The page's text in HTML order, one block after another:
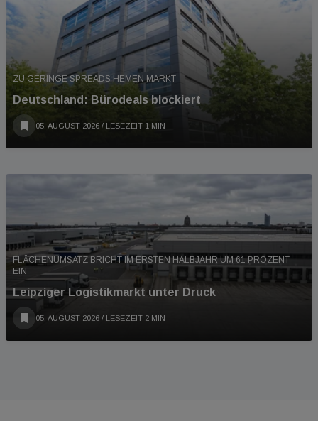
ZU GERINGE SPREADS HEMEN MARKT
Deutschland: Bürodeals blockiert
05. AUGUST 2026 / LESEZEIT 1 MIN
FLÄCHENUMSATZ BRICHT IM ERSTEN HALBJAHR UM 61 PROZENT
EIN
Leipziger Logistikmarkt unter Druck
05. AUGUST 2026 / LESEZEIT 2 MIN